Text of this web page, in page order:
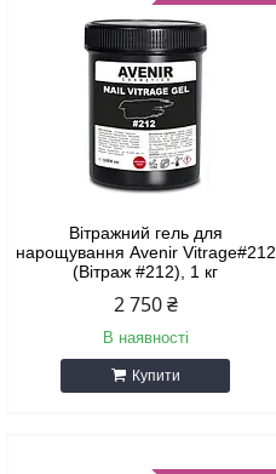
Вітражний гель для
нарощування Avenir Vitrage#212
(Вітраж #212), 1 кг
2 750 ₴
В наявності
Купити